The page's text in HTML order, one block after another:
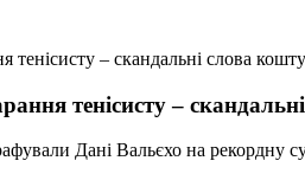
– скандальні слова
тенісисту –
Дані Вальєхо на рекордну